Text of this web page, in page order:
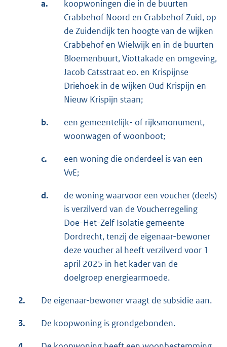
a.
koopwoningen die in de buurten
Crabbehof Noord en Crabbehof Zuid, op
de Zuidendijk ten hoogte van de wijken
Crabbehof en Wielwijk en in de buurten
Bloemenbuurt, Viottakade en omgeving,
Jacob Catsstraat eo. en Krispijnse
Driehoek in de wijken Oud Krispijn en
Nieuw Krispijn staan;
b.
een gemeentelijk- of rijksmonument,
woonwagen of woonboot;
c.
een woning die onderdeel is van een
VvE;
d.
de woning waarvoor een voucher (deels)
is verzilverd van de Voucherregeling
Doe-Het-Zelf Isolatie gemeente
Dordrecht, tenzij de eigenaar-bewoner
deze voucher al heeft verzilverd voor 1
april 2025 in het kader van de
doelgroep energiearmoede.
2. De eigenaar-bewoner vraagt de subsidie aan.
3. De koopwoning is grondgebonden.